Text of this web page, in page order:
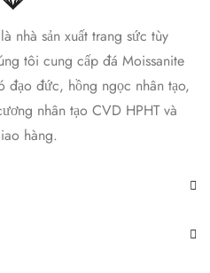
nhà sản xuất trang sức tùy
tôi cung cấp đá Moissanite
đạo đức, hồng ngọc nhân tạo,
nhân tạo CVD HPHT và
hàng.